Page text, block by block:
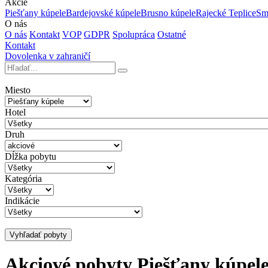
Akcie
Piešťany kúpeleBardejovské kúpeleBrusno kúpeleRajecké Teplice
O nás
O nás Kontakt VOP GDPR Spolupráca Ostatné
Kontakt
Dovolenka v zahraničí
Miesto
Hotel
Druh
Dĺžka pobytu
Kategória
Indikácie
Vyhľadať pobyty